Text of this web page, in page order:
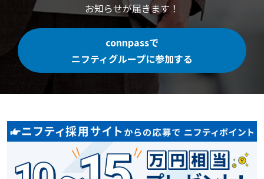
お知らせが届きます！
connpassで
ニフティグループに参加する